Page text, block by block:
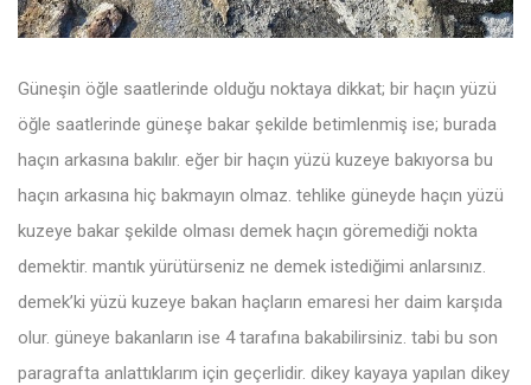
Güneşin öğle saatlerinde olduğu noktaya dikkat; bir haçın yüzü
öğle saatlerinde güneşe bakar şekilde betimlenmiş ise; burada
haçın arkasına bakılır. eğer bir haçın yüzü kuzeye bakıyorsa bu
haçın arkasına hiç bakmayın olmaz. tehlike güneyde haçın yüzü
kuzeye bakar şekilde olması demek haçın göremediği nokta
demektir. mantık yürütürseniz ne demek istediğimi anlarsınız.
demek’ki yüzü kuzeye bakan haçların emaresi her daim karşıda
olur. güneye bakanların ise 4 tarafına bakabilirsiniz. tabi bu son
paragrafta anlattıklarım için geçerlidir. dikey kayaya yapılan dikey